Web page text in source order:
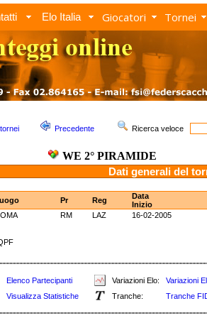
Elo Italia Giocatori Tornei
Precedente Ricerca veloce
WE 2° PIRAMIDE
Dati generali del
Pr Reg
Data
Inizio
RM LAZ 16-02-2005
Elenco Partecipanti Variazioni Elo: Variazioni
Visualizza Statistiche Tranche: Tranche